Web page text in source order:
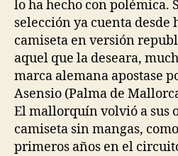
lo ha hecho con polémica.
selección ya cuenta desde
camiseta en versión
aquel que la deseara,
marca alemana apostase
Asensio (Palma de
El mallorquín volvió a sus
camiseta sin mangas,
primeros años en el